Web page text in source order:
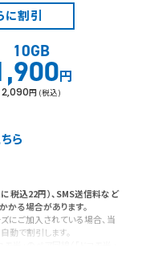
に割引
10GB
円
2,090円 (税込)
ら
税込22円）、SMS送信料など
かる場合があります。
にご加入されている場合、当
動で割引します。
光」のペア回線（「ドコモ光」
に「ドコモ光」の月額基本使用
ネス通話割引」グループ内